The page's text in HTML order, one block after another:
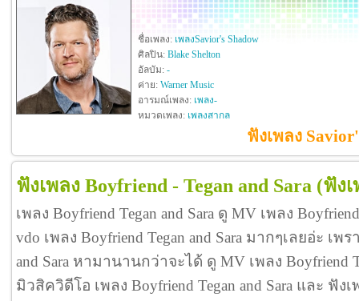
ชื่อเพลง: เพลงSavior's Shadow
ศิลปิน: Blake Shelton
อัลบัม: -
ค่าย: Warner Music
อารมณ์เพลง: เพลง-
หมวดเพลง: เพลงสากล
ฟังเพลง
ฟังเพลง Boyfriend - Tegan and Sara (ฟัง
เพลง Boyfriend Tegan and Sara ดู MV เพลง
vdo เพลง Boyfriend Tegan and Sara มากๆเลยอ่ะ เพ
and Sara หามานานกว่าจะได้ ดู MV เพลง Boyfriend
มิวสิควิดีโอ เพลง Boyfriend Tegan and Sara และ ฟัง